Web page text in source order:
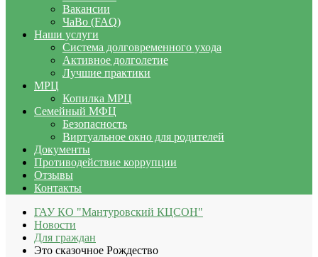
Вакансии
ЧаВо (FAQ)
Наши услуги
Система долговременного ухода
Активное долголетие
Лучшие практики
МРЦ
Копилка МРЦ
Семейный МФЦ
Безопасность
Виртуальное окно для родителей
Документы
Противодействие коррупции
Отзывы
Контакты
ГАУ КО "Мантуровский КЦСОН"
Новости
Для граждан
Это сказочное Рождество